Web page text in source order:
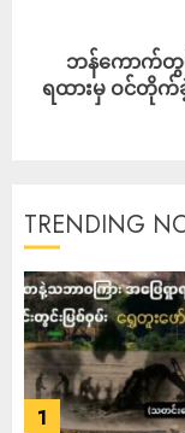
ဘန်ကောက်
ရထားမှ ဝင်တိုက်
TRENDING
1